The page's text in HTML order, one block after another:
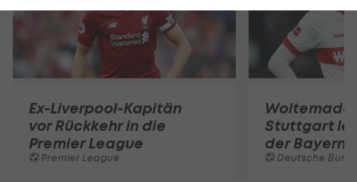
Ex-Liverpool-Kapitän
vor Rückkehr in die
Premier League
Premier League
Stuttgart
der Bayern
Deutsche